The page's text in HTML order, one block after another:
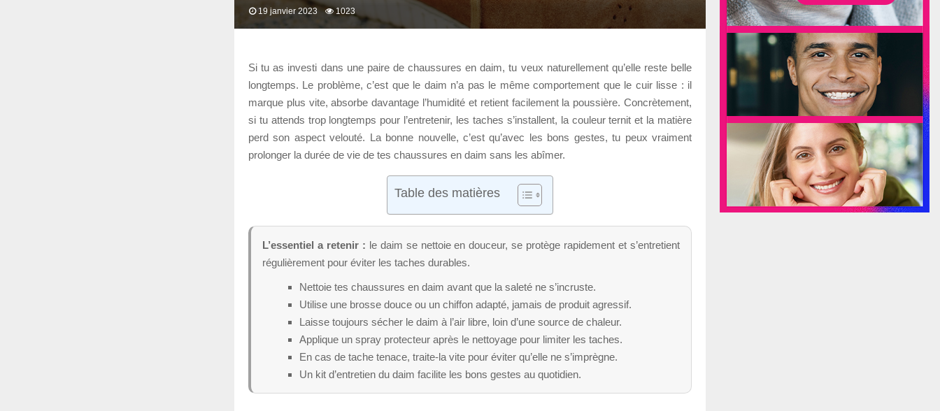
19 janvier 2023 1023
Si tu as investi dans une paire de chaussures en daim, tu veux naturellement qu’elle reste belle
longtemps. Le problème, c’est que le daim n’a pas le même comportement que le cuir lisse : il
marque plus vite, absorbe davantage l’humidité et retient facilement la poussière. Concrètement,
si tu attends trop longtemps pour l’entretenir, les taches s’installent, la couleur ternit et la matière
perd son aspect velouté. La bonne nouvelle, c’est qu’avec les bons gestes, tu peux vraiment
prolonger la durée de vie de tes chaussures en daim sans les abîmer.
Table des matières
L’essentiel a retenir : le daim se nettoie en douceur, se protège rapidement et s’entretient
régulièrement pour éviter les taches durables.
Nettoie tes chaussures en daim avant que la saleté ne s’incruste.
Utilise une brosse douce ou un chiffon adapté, jamais de produit agressif.
Laisse toujours sécher le daim à l’air libre, loin d’une source de chaleur.
Applique un spray protecteur après le nettoyage pour limiter les taches.
En cas de tache tenace, traite-la vite pour éviter qu’elle ne s’imprègne.
Un kit d’entretien du daim facilite les bons gestes au quotidien.